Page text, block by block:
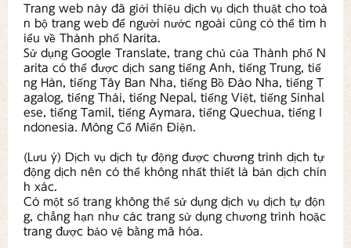
Trang web này đã giới thiệu dịch vụ dịch thuật cho toà
n bộ trang web để người nước ngoài cũng có thể tìm h
iểu về Thành phố Narita.
Sử dụng Google Translate, trang chủ của Thành phố N
arita có thể được dịch sang tiếng Anh, tiếng Trung, tiế
ng Hàn, tiếng Tây Ban Nha, tiếng Bồ Đào Nha, tiếng T
agalog, tiếng Thái, tiếng Nepal, tiếng Việt, tiếng Sinhal
ese, tiếng Tamil, tiếng Aymara, tiếng Quechua, tiếng I
ndonesia. Mông Cổ Miến Điện.
(Lưu ý) Dịch vụ dịch tự động được chương trình dịch tự
động dịch nên có thể không nhất thiết là bản dịch chín
h xác.
Có một số trang không thể sử dụng dịch vụ dịch tự độn
g, chẳng hạn như các trang sử dụng chương trình hoặc
trang được bảo vệ bằng mã hóa.